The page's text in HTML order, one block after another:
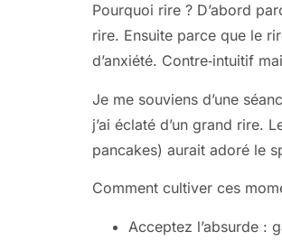
Pourquoi rire ? D’abord
rire. Ensuite parce que le
d’anxiété. Contre‑intuitif
Je me souviens d’une
j’ai éclaté d’un grand rire.
pancakes) aurait adoré le
Comment cultiver ces
Acceptez l’absurde :